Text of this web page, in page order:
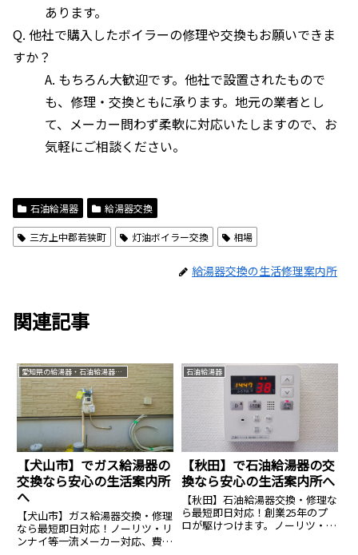
あります。
Q. 他社で購入したボイラーの修理や交換もお願いできま
すか？
A. もちろん大歓迎です。他社で設置されたもので
も、修理・交換ともに承ります。地元の業者とし
て、メーカー問わず柔軟に対応いたしますので、お
気軽にご相談ください。
石油給湯器 給湯器交換
三方上中郡若狭町 灯油ボイラー交換 相場
給湯器交換の生活修理案内所
関連記事
愛知県の給湯器・石油給湯器交換なら生活案内所
【犬山市】でガス給湯器の
交換なら安心の生活案内所
へ
【犬山市】ガス給湯器交換・修理
なら最短即日対応！ノーリツ・リ
ンナイ等一流メーカー対応、費用
石油給湯器
【秋田】で石油給湯器の交
換なら安心の生活案内所へ
【秋田】石油給湯器交換・修理な
ら最短即日対応！創業25年のプ
ロが駆けつけます。ノーリツ・コ